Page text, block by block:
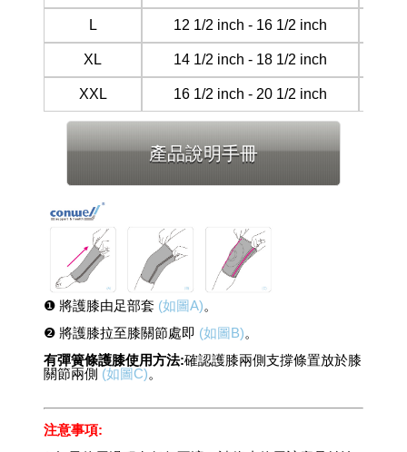
L 12 1/2 inch - 16 1/2 inch
XL 14 1/2 inch - 18 1/2 inch
XXL 16 1/2 inch - 20 1/2 inch
產品說明手冊
❶ 將護膝由足部套 (如圖A)。
❷ 將護膝拉至膝關節處即 (如圖B)。
有彈簧條護膝使用方法:確認護膝兩側支撐條置放於膝
關節兩側 (如圖C)。
注意事項: